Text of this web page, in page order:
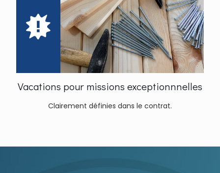
Vacations pour missions exceptionnnelles
Clairement définies dans le contrat.